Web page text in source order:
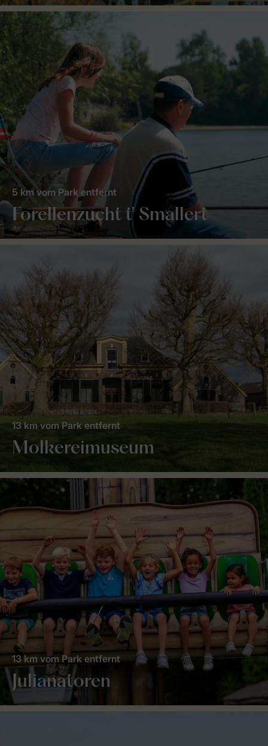
Forellenzucht t' Smallert
5 km vom Park entfernt
Molkereimuseum
13 km vom Park entfernt
Julianatoren
13 km vom Park entfernt